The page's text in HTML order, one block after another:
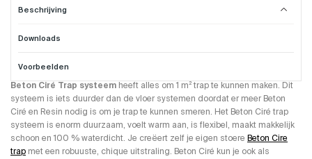
Beschrijving
Downloads
Voorbeelden
Beton Cire trap systeem.
Dit Beton Ciré Trap Systeem word gebruikt om trappen mee te maken. Het
Beton Ciré Trap systeemheeft alles om 1 m² trap te kunnen maken. Dit
systeem is iets duurder dan de vloer systemen doordat er meer Beton
Ciré en Resin nodig is om je trap te kunnen smeren. Het Beton Ciré trap
systeem is enorm duurzaam, voelt warm aan, is flexibel, maakt makkelijk
schoon en 100 % waterdicht. Je creëert zelf je eigen stoere Beton Cire
trap met een robuuste, chique uitstraling. Beton Ciré kun je ook als